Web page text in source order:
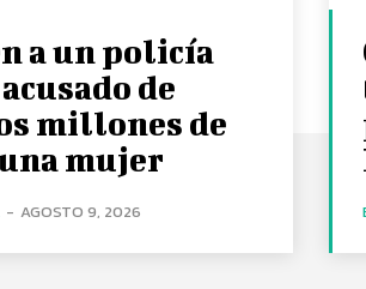
a un policía
de
millones de
mujer
- AGOSTO 9, 2026